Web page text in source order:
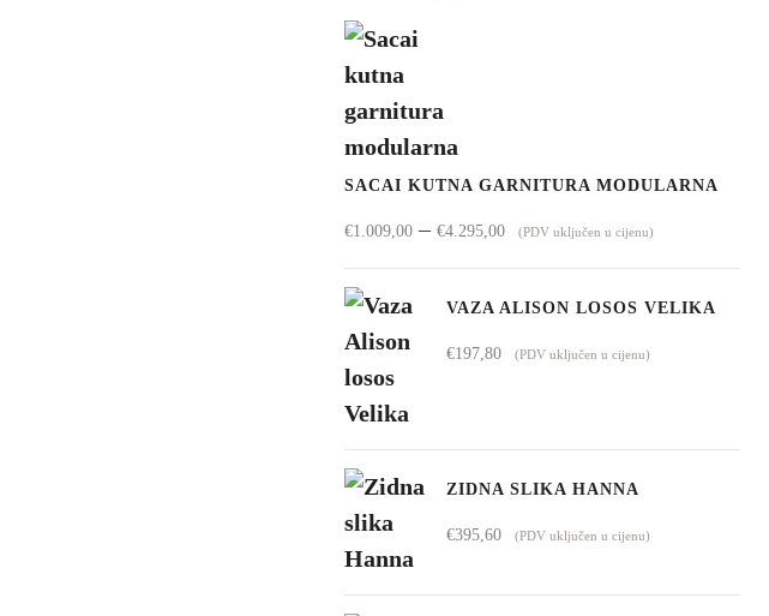
SACAI KUTNA GARNITURA MODULARNA
€1.009,00 – €4.295,00Raspon
cijena:
od
(PDV uključen u cijenu)
VAZA ALISON LOSOS VELIKA
€197,80 (PDV uključen u cijenu)
ZIDNA SLIKA HANNA
€395,60 (PDV uključen u cijenu)